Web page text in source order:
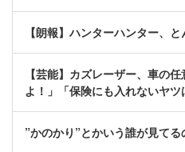
【朗報】ハンターハンター、
【芸能】カズレーザー、車の
よ！」「保険にも入れないヤツ
”かのかり”とかいう誰が見て